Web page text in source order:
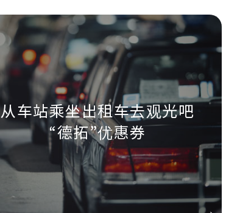
从车站乘坐出租车去观光吧
“德拓”优惠券